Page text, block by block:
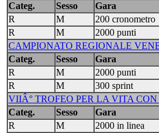
Categ.
Sesso
Gara
R
M
200 cronometro
R
M
2000 punti
CAMPIONATO REGIONALE
Categ.
Sesso
Gara
R
M
2000 punti
R
M
300 sprint
VIIÂ° TROFEO PER LA VITA
Categ.
Sesso
Gara
R
M
2000 in linea